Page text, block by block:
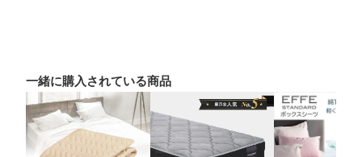
一緒に購入されている商品